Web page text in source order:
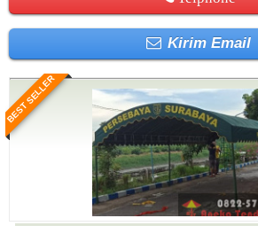
Kirim Email
BEST SELLER